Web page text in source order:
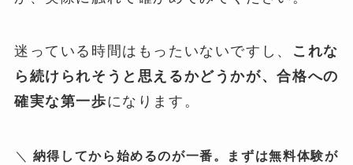
迷っている時間はもったいないですし、
これな
ら続けられそうと思えるかどうかが、合格への
確実な第一歩になります。
＼
納得してから始めるのが一番。まずは無料体験が